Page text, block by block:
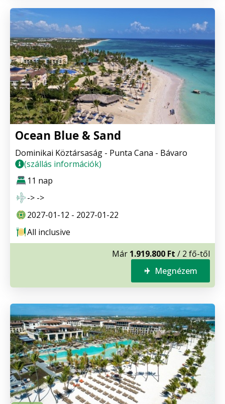
Ocean Blue & Sand
Dominikai Köztársaság - Punta Cana - Bávaro
(szállás információk)
11 nap
-> ->
2027-01-12 - 2027-01-22
All inclusive
Már 1.919.800 Ft / 2 fő-től
Megnézem